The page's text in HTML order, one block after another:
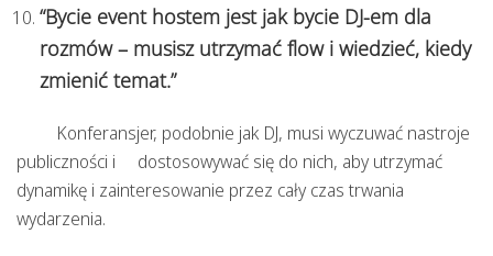
“Bycie event hostem jest jak bycie DJ-em dla
rozmów – musisz utrzymać flow i wiedzieć, kiedy
zmienić temat.”
Konferansjer, podobnie jak DJ, musi wyczuwać nastroje
publiczności i dostosowywać się do nich, aby utrzymać
dynamikę i zainteresowanie przez cały czas trwania
wydarzenia.